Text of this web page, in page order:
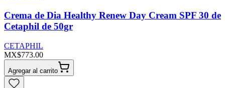
Crema de Dia Healthy Renew Day Cream SPF 30 de
Cetaphil de 50gr
CETAPHIL
MX$773.00
Agregar al carrito